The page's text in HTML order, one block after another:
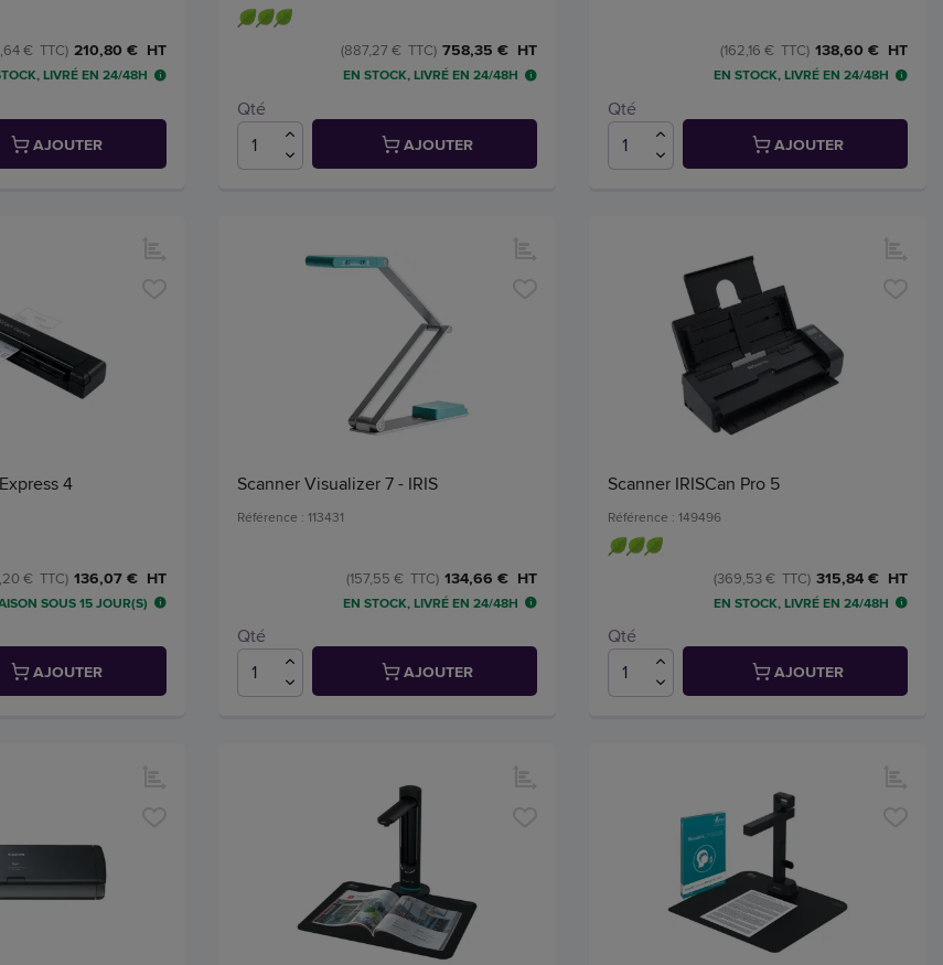
210,80 € HT
€ TTC)
LIVRÉ EN 24/48H
AJOUTER
758,35 € HT
(887,27 € TTC)
EN STOCK, LIVRÉ EN 24/48H
Qté
AJOUTER
138,60 € HT
(162,16 € TTC)
EN STOCK, LIVRÉ EN 24/48H
Qté
AJOUTER
4
136,07 € HT
€ TTC)
SOUS 15 JOUR(S)
AJOUTER
Scanner Visualizer 7 - IRIS
Référence : 113431
134,66 € HT
(157,55 € TTC)
EN STOCK, LIVRÉ EN 24/48H
Qté
AJOUTER
Scanner IRISCan Pro 5
Référence : 149496
315,84 € HT
(369,53 € TTC)
EN STOCK, LIVRÉ EN 24/48H
Qté
AJOUTER